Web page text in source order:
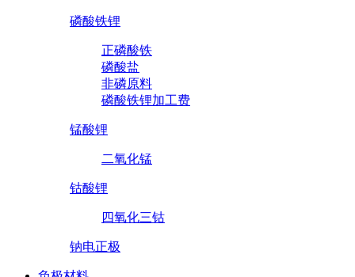
磷酸铁锂
正磷酸铁
磷酸盐
非磷原料
磷酸铁锂加工费
锰酸锂
二氧化锰
钴酸锂
四氧化三钴
钠电正极